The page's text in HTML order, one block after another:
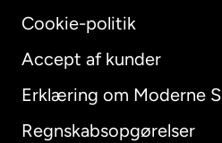
Cookie-politik
Accept af kunder
Erklæring om Moderne
Regnskabsopgørelser
International